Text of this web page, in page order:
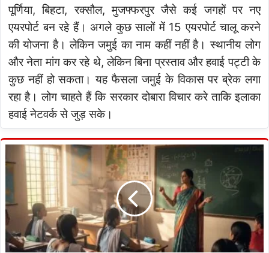
पूर्णिया, बिहटा, रक्सौल, मुजफ्फरपुर जैसे कई जगहों पर नए
एयरपोर्ट बन रहे हैं। अगले कुछ सालों में 15 एयरपोर्ट चालू करने
की योजना है। लेकिन जमुई का नाम कहीं नहीं है। स्थानीय लोग
और नेता मांग कर रहे थे, लेकिन बिना प्रस्ताव और हवाई पट्टी के
कुछ नहीं हो सकता। यह फैसला जमुई के विकास पर ब्रेक लगा
रहा है। लोग चाहते हैं कि सरकार दोबारा विचार करे ताकि इलाका
हवाई नेटवर्क से जुड़ सके।
नियोजित
शिक्षक
बड़ी
खुशखबरी,
सीएम
नीतीश
का
ऐलान,